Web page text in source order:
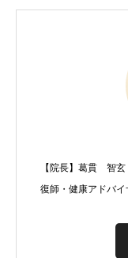
【院長】葛貫 智
復師・健康アドバイ